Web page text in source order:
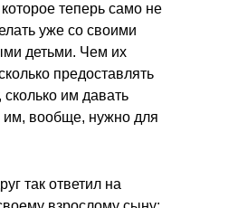
теперь само не
уже со своими
детьми. Чем их
предоставлять
сколько им давать
им, вообще, нужно для
так ответил на